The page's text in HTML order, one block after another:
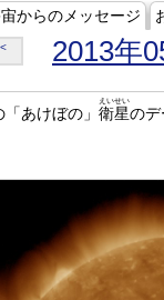
からのメッセージ
< 2013年
「あけぼの」 衛星
えいせい
のデ